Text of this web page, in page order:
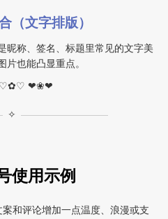
（文字排版）
昵称、签名、标题里常见的文字美
片也能凸显重点。
❤︎❀❤︎
✧
使用示例
和评论增加一点温度、浪漫或支